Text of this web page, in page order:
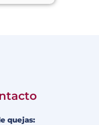
quejas: